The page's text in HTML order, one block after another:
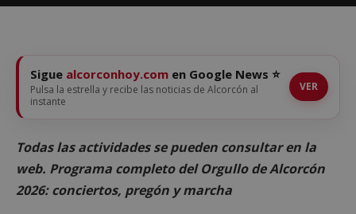
Sigue alcorconhoy.com en Google News ⭐
Pulsa la estrella y recibe las noticias de Alcorcón al
instante
VER
Todas las actividades se pueden consultar en la
web. Programa completo del Orgullo de Alcorcón
2026: conciertos, pregón y marcha